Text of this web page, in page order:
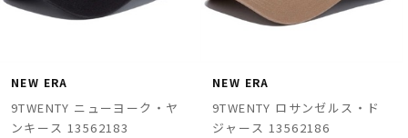
NEW ERA
9TWENTY ニューヨーク・ヤ
ンキース 13562183
NEW ERA
9TWENTY ロサンゼルス・ド
ジャース 13562186